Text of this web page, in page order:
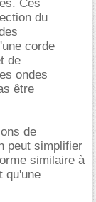
Ces
du
corde
de
ondes
être
de
peut simplifier
similaire à
qu'une